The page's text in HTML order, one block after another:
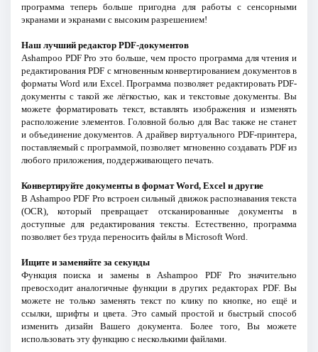
программа теперь больше пригодна для работы с сенсорными
экранами и экранами с высоким разрешением!
Наш лучший редактор PDF-документов
Ashampoo PDF Pro это больше, чем просто программа для чтения и
редактирования PDF с мгновенным конвертированием документов в
форматы Word или Excel. Программа позволяет редактировать PDF-
документы с такой же лёгкостью, как и текстовые документы. Вы
можете форматировать текст, вставлять изображения и изменять
расположение элементов. Головной болью для Вас также не станет
и объединение документов. А драйвер виртуального PDF-принтера,
поставляемый с программой, позволяет мгновенно создавать PDF из
любого приложения, поддерживающего печать.
Конвертируйте документы в формат Word, Excel и другие
В Ashampoo PDF Pro встроен сильный движок распознавания текста
(OCR), который превращает отсканированные документы в
доступные для редактирования тексты. Естественно, программа
позволяет без труда переносить файлы в Microsoft Word.
Ищите и заменяйте за секунды
Функция поиска и замены в Ashampoo PDF Pro значительно
превосходит аналогичные функции в других редакторах PDF. Вы
можете не только заменять текст по клику по кнопке, но ещё и
ссылки, шрифты и цвета. Это самый простой и быстрый способ
изменить дизайн Вашего документа. Более того, Вы можете
использовать эту функцию с несколькими файлами.